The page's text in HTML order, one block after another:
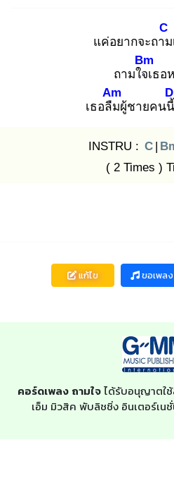
แค่อยากจะถาม
C
ถามใจเ
Bm
ธอ
เธอลืม
Am
ผู้ชายคน
D
INSTRU : C |
( 2 Times )
แก้ไข ขอเพลง
คอร์ดเพลง ถามใจได้รับอนุญาตใช้
เอ็ม มิวสิค พับลิชชิ่ง อินเตอร์เน